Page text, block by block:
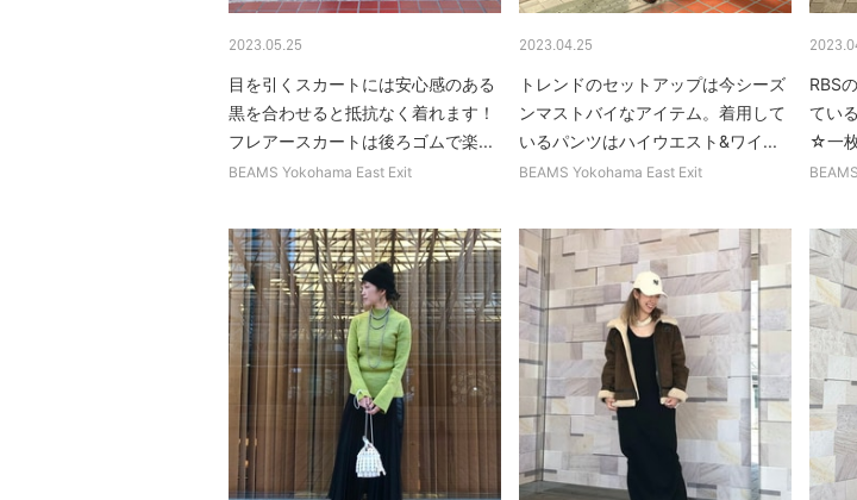
2023.05.25
目を引くスカートには安心感のある
黒を合わせると抵抗なく着れます！
フレアースカートは後ろゴムで楽...
BEAMS Yokohama East Exit
2023.04.25
トレンドのセットアップは今シーズ
ンマストバイなアイテム。着用して
いるパンツはハイウエスト&ワイ...
BEAMS Yokohama East Exit
RBS
てい
☆一